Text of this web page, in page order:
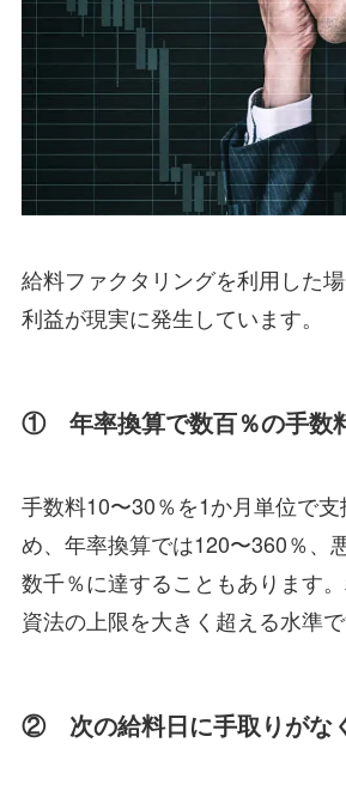
給料ファクタリングを利用した
利益が現実に発生しています。
① 年率換算で数百％の手数
手数料10〜30％を1か月単位で
め、年率換算では120〜360％、
数千％に達することもあります
資法の上限を大きく超える水準で
② 次の給料日に手取りがな